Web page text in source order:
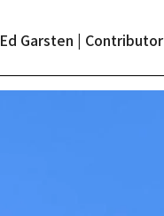
Ed Garsten | Contributor